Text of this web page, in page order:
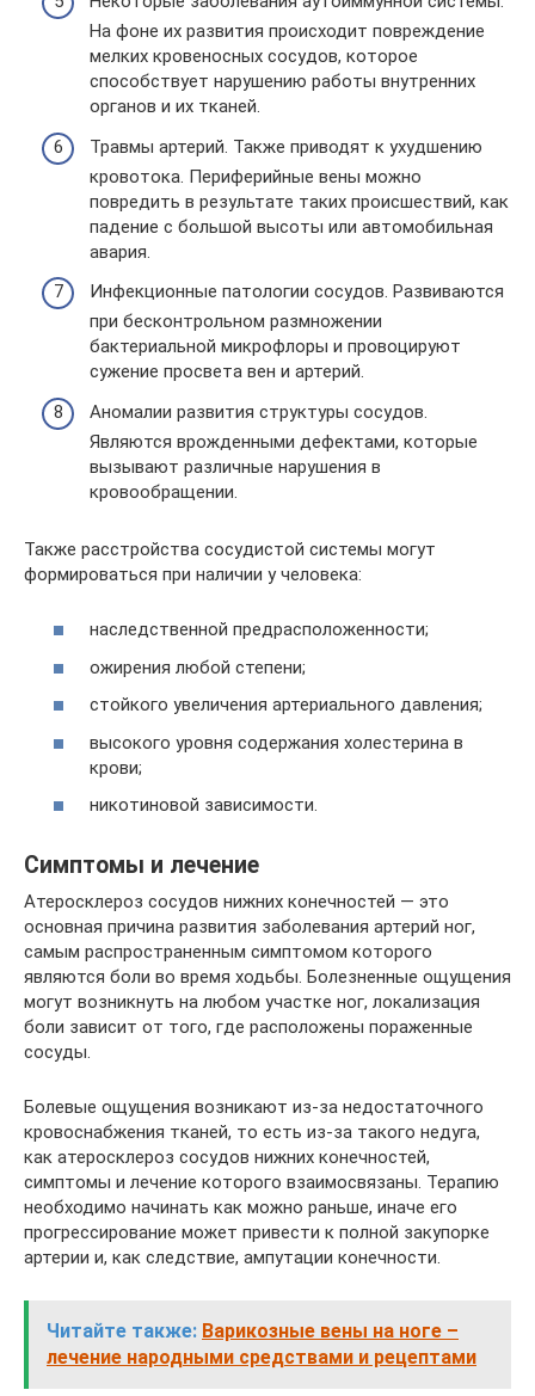
На фоне их развития происходит повреждение
мелких кровеносных сосудов, которое
способствует нарушению работы внутренних
органов и их тканей.
Травмы артерий. Также приводят к ухудшению
кровотока. Периферийные вены можно
повредить в результате таких происшествий, как
падение с большой высоты или автомобильная
авария.
Инфекционные патологии сосудов. Развиваются
при бесконтрольном размножении
бактериальной микрофлоры и провоцируют
сужение просвета вен и артерий.
Аномалии развития структуры сосудов.
Являются врожденными дефектами, которые
вызывают различные нарушения в
кровообращении.
Также расстройства сосудистой системы могут
формироваться при наличии у человека:
наследственной предрасположенности;
ожирения любой степени;
стойкого увеличения артериального давления;
высокого уровня содержания холестерина в
крови;
никотиновой зависимости.
Симптомы и лечение
Атеросклероз сосудов нижних конечностей — это
основная причина развития заболевания артерий ног,
самым распространенным симптомом которого
являются боли во время ходьбы. Болезненные ощущения
могут возникнуть на любом участке ног, локализация
боли зависит от того, где расположены пораженные
сосуды.
Болевые ощущения возникают из-за недостаточного
кровоснабжения тканей, то есть из-за такого недуга,
как атеросклероз сосудов нижних конечностей,
симптомы и лечение которого взаимосвязаны. Терапию
необходимо начинать как можно раньше, иначе его
прогрессирование может привести к полной закупорке
артерии и, как следствие, ампутации конечности.
Читайте также: Варикозные вены на ноге –
лечение народными средствами и рецептами